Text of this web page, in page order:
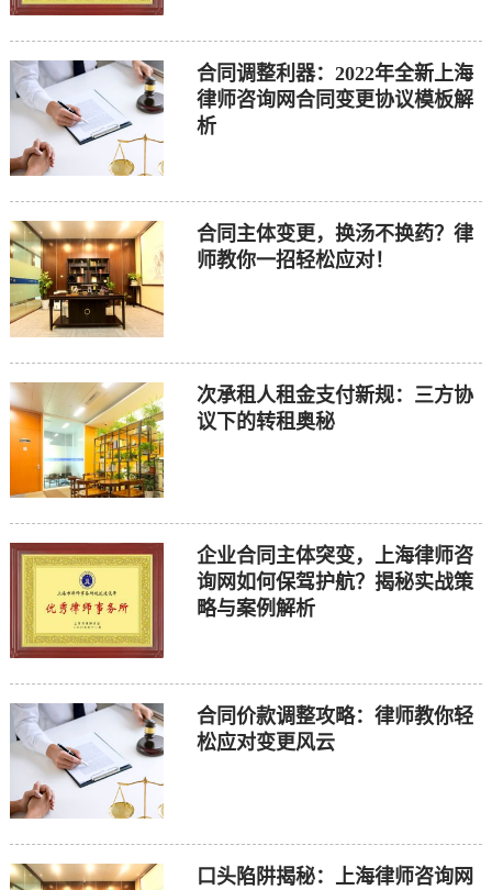
合同调整利器：2022年全新上海
律师咨询网合同变更协议模板解
析
合同主体变更，换汤不换药？律
师教你一招轻松应对！
次承租人租金支付新规：三方协
议下的转租奥秘
企业合同主体突变，上海律师咨
询网如何保驾护航？揭秘实战策
略与案例解析
合同价款调整攻略：律师教你轻
松应对变更风云
口头陷阱揭秘：上海律师咨询网